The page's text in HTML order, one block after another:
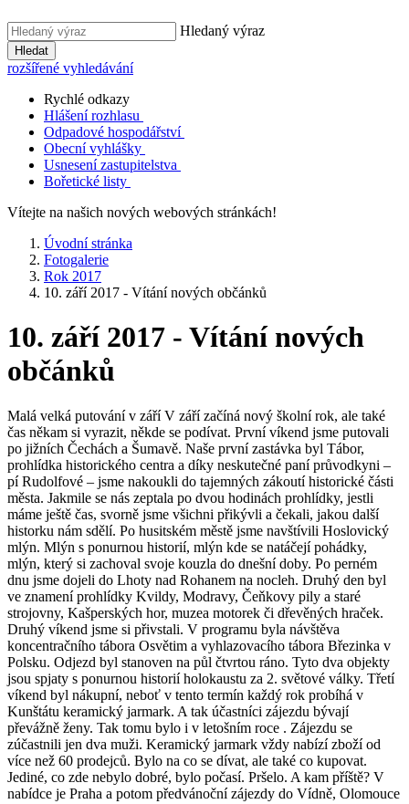
Hledaný výraz
Hledat
rozšířené vyhledávání
Rychlé odkazy
Hlášení rozhlasu
Odpadové hospodářství
Obecní vyhlášky
Usnesení zastupitelstva
Bořetické listy
Vítejte na našich nových webových stránkách!
Úvodní stránka
Fotogalerie
Rok 2017
10. září 2017 - Vítání nových občánků
10. září 2017 - Vítání nových
občánků
Malá velká putování v září V září začíná nový školní rok, ale také
čas někam si vyrazit, někde se podívat. První víkend jsme putovali
po jižních Čechách a Šumavě. Naše první zastávka byl Tábor,
prohlídka historického centra a díky neskutečné paní průvodkyni –
pí Rudolfové – jsme nakoukli do tajemných zákoutí historické části
města. Jakmile se nás zeptala po dvou hodinách prohlídky, jestli
máme ještě čas, svorně jsme všichni přikývli a čekali, jakou další
historku nám sdělí. Po husitském městě jsme navštívili Hoslovický
mlýn. Mlýn s ponurnou historií, mlýn kde se natáčejí pohádky,
mlýn, který si zachoval svoje kouzla do dnešní doby. Po perném
dnu jsme dojeli do Lhoty nad Rohanem na nocleh. Druhý den byl
ve znamení prohlídky Kvildy, Modravy, Čeňkovy pily a staré
strojovny, Kašperských hor, muzea motorek či dřevěných hraček.
Druhý víkend jsme si přivstali. V programu byla návštěva
koncentračního tábora Osvětim a vyhlazovacího tábora Březinka v
Polsku. Odjezd byl stanoven na půl čtvrtou ráno. Tyto dva objekty
jsou spjaty s ponurnou historií holokaustu za 2. světové války. Třetí
víkend byl nákupní, neboť v tento termín každý rok probíhá v
Kunštátu keramický jarmark. A tak účastníci zájezdu bývají
převážně ženy. Tak tomu bylo i v letošním roce . Zájezdu se
zúčastnili jen dva muži. Keramický jarmark vždy nabízí zboží od
více než 60 prodejců. Bylo na co se dívat, ale také co kupovat.
Jediné, co zde nebylo dobré, bylo počasí. Pršelo. A kam příště? V
nabídce je Praha a potom předvánoční zájezdy do Vídně, Olomouce